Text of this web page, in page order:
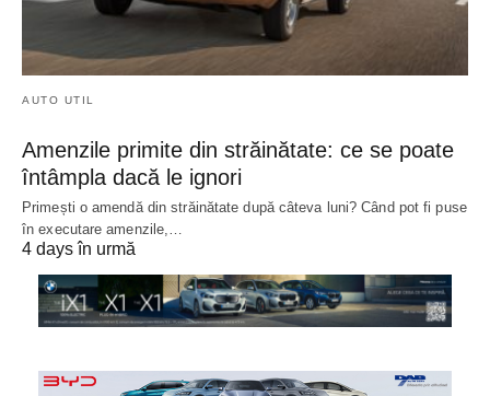
AUTO UTIL
Amenzile primite din străinătate: ce se poate
întâmpla dacă le ignori
Primești o amendă din străinătate după câteva luni? Când pot fi puse
în executare amenzile,…
4 days în urmă